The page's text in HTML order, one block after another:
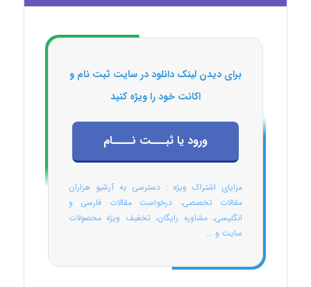
برای دیدن لینک دانلود در سایت ثبت نام و
اکانت خود را ویژه کنید
ورود یا ثبـــت نــــام
مزایای اشتراک ویژه : دسترسی به آرشیو هزاران
مقالات تخصصی، درخواست مقالات فارسی و
انگلیسی، مشاوره رایگان، تخفیف ویژه محصولات
سایت و ...